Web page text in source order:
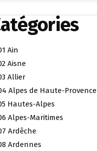
Ain
Aisne
Allier
Alpes de Haute-Provence
Hautes-Alpes
Alpes-Maritimes
Ardêche
Ardennes